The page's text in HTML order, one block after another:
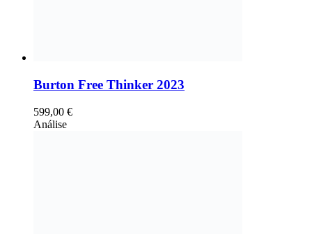
Burton Free Thinker 2023
599,00 €
Análise